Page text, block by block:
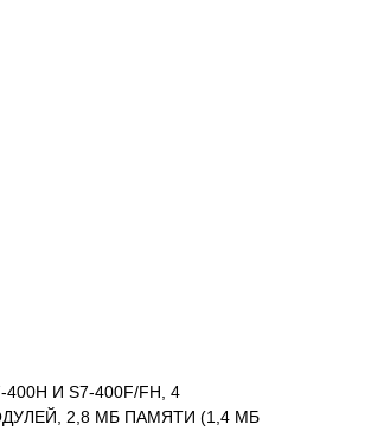
И S7-400F/FH, 4
2,8 МБ ПАМЯТИ (1,4 МБ